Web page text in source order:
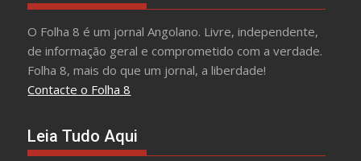
O Folha 8 é um jornal Angolano. Livre, independente,
de informação geral e comprometido com a verdade.
Folha 8, mais do que um jornal, a liberdade!
Contacte o Folha 8
Leia Tudo Aqui